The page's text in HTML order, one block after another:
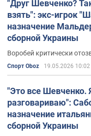
"Друг Шевченко?
взять": экс-игрок
назначение
сборной Украины
Воробей критически
Спорт Oboz 19.05.2026 10:02
"Это все Шевченко.
разговариваю":
назначение
сборной Украины